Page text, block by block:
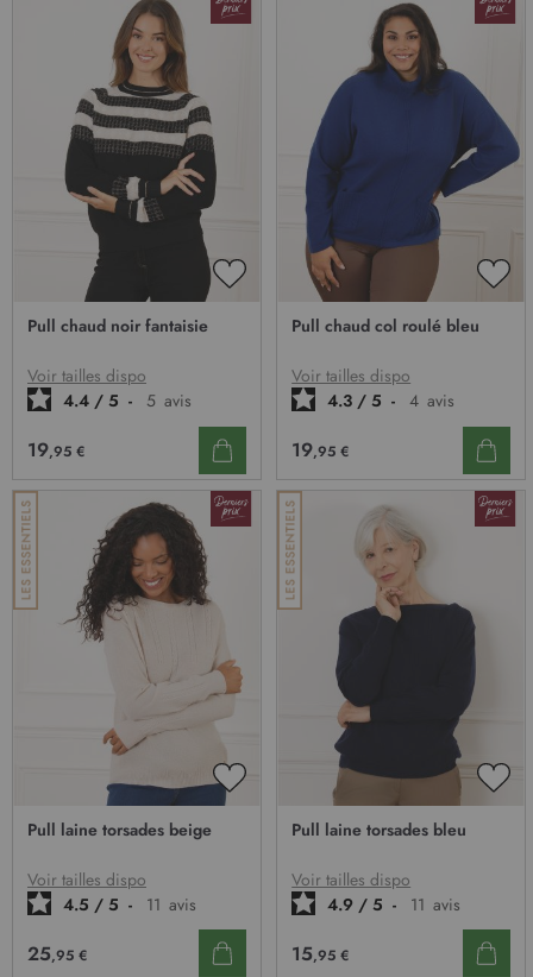
D’ENVIE
Pull chaud noir fantaisie
Voir tailles dispo
4.4 / 5 - 5 avis
19,95 €
Pull chaud col roulé bleu
Voir tailles dispo
4.3 / 5 - 4 avis
19,95 €
D’ENVIE
Pull laine torsades beige
Voir tailles dispo
4.5 / 5 - 11 avis
25,95 €
Pull laine torsades bleu
Voir tailles dispo
4.9 / 5 - 11 avis
15,95 €